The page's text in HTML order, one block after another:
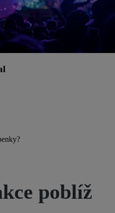
poblíž